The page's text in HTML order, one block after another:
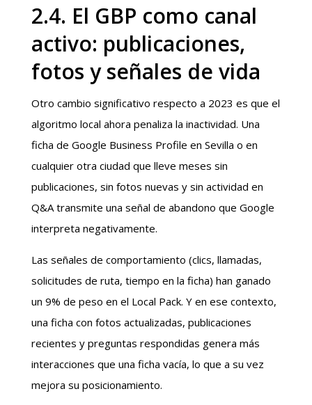
2.4. El GBP como canal
activo: publicaciones,
fotos y señales de vida
Otro cambio significativo respecto a 2023 es que el
algoritmo local ahora penaliza la inactividad. Una
ficha de Google Business Profile en Sevilla o en
cualquier otra ciudad que lleve meses sin
publicaciones, sin fotos nuevas y sin actividad en
Q&A transmite una señal de abandono que Google
interpreta negativamente.
Las señales de comportamiento (clics, llamadas,
solicitudes de ruta, tiempo en la ficha) han ganado
un 9% de peso en el Local Pack. Y en ese contexto,
una ficha con fotos actualizadas, publicaciones
recientes y preguntas respondidas genera más
interacciones que una ficha vacía, lo que a su vez
mejora su posicionamiento.